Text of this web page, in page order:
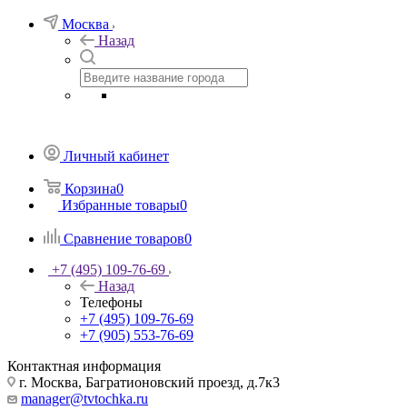
Москва
Назад
Личный кабинет
Корзина0
Избранные товары0
Сравнение товаров0
+7 (495) 109-76-69
Назад
Телефоны
+7 (495) 109-76-69
+7 (905) 553-76-69
Контактная информация
г. Москва, Багратионовский проезд, д.7к3
manager@tvtochka.ru